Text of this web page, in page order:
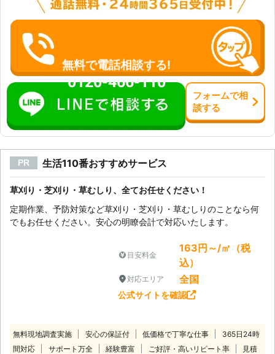
無料で電話相談する!
0120-466-110
フォームで相
談する
PR 生活110番おすすめサービス
草刈り・芝刈り・草むしり、全てお任せください！
定期作業、予防対策など草刈り・芝刈り・草むしりのことなら何
でもお任せください。安心の明瞭会計で対応いたします。
目安料金
163円～/㎡（税
込）
対応エリア 全国
公式サイトを確認
無料現地調査実施 安心の保証付 低価格で丁寧な仕事
365日24時
間対応
サポート万全 経験豊富 ご好評・高いリピート率
見積